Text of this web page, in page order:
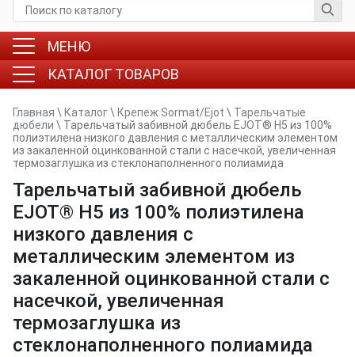
МЕНЮ
КАТАЛОГ ТОВАРОВ
Главная \ Каталог\ Крепеж Sormat/Ejot \ Тарельчатые
дюбели \ Тарельчатый забивной дюбель EJOT® Н5 из 100%
полиэтилена низкого давления с металлическим элементом
из закаленной оцинкованной стали с насечкой, увеличенная
термозаглушка из стеклонаполненного полиамида
Тарельчатый забивной дюбель
EJOT® Н5 из 100% полиэтилена
низкого давления с
металлическим элементом из
закаленной оцинкованной стали с
насечкой, увеличенная
термозаглушка из
стеклонаполненного полиамида